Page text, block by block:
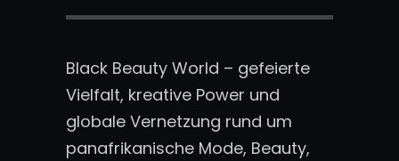
Black Beauty World – gefeierte
Vielfalt, kreative Power und
globale Vernetzung rund um
panafrikanische Mode, Beauty,